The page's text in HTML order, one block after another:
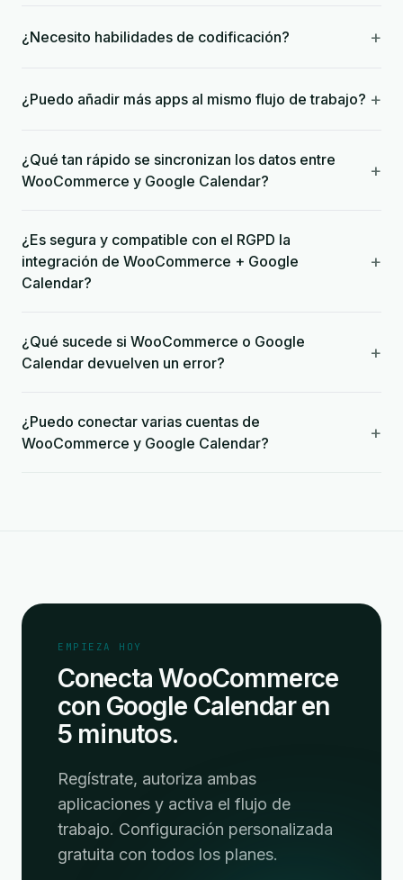
¿Necesito habilidades de codificación? +
¿Puedo añadir más apps al mismo flujo de trabajo? +
¿Qué tan rápido se sincronizan los datos entre
WooCommerce y Google Calendar?
+
¿Es segura y compatible con el RGPD la
integración de WooCommerce + Google
Calendar?
+
¿Qué sucede si WooCommerce o Google
Calendar devuelven un error?
+
¿Puedo conectar varias cuentas de
WooCommerce y Google Calendar?
+
EMPIEZA HOY
Conecta WooCommerce
con Google Calendar en
5 minutos.
Regístrate, autoriza ambas
aplicaciones y activa el flujo de
trabajo. Configuración personalizada
gratuita con todos los planes.